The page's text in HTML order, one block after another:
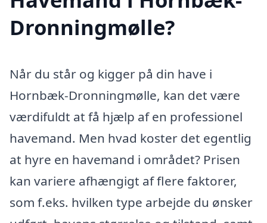
Dronningmølle?
Når du står og kigger på din have i
Hornbæk-Dronningmølle, kan det være
værdifuldt at få hjælp af en professionel
havemand. Men hvad koster det egentlig
at hyre en havemand i området? Prisen
kan variere afhængigt af flere faktorer,
som f.eks. hvilken type arbejde du ønsker